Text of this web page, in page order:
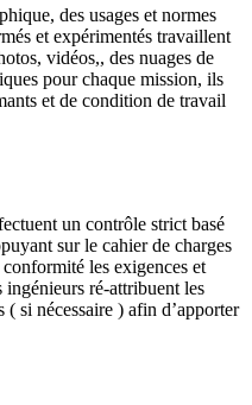
des usages et normes
et expérimentés travaillent
vidéos,, des nuages de
pour chaque mission, ils
et de condition de travail
un contrôle strict basé
sur le cahier de charges
les exigences et
ré-attribuent les
si nécessaire ) afin d’apporter